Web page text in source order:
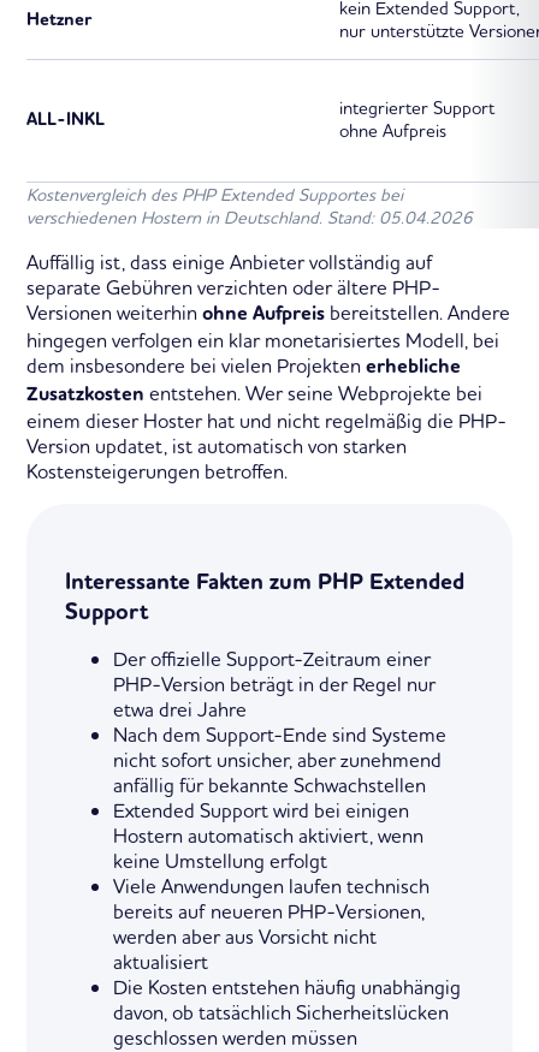
Hetzner
kein Extended Support,
nur unterstützte
ALL-INKL
integrierter Support
ohne Aufpreis
Kostenvergleich des PHP Extended Supportes bei
verschiedenen Hostern in Deutschland. Stand: 05.04.2026
Auffällig ist, dass einige Anbieter vollständig auf
separate Gebühren verzichten oder ältere PHP-
Versionen weiterhinohne Aufpreis bereitstellen. Andere
hingegen verfolgen ein klar monetarisiertes Modell, bei
dem insbesondere bei vielen Projektenerhebliche
Zusatzkosten entstehen. Wer seine Webprojekte bei
einem dieser Hoster hat und nicht regelmäßig die PHP-
Version updatet, ist automatisch von starken
Kostensteigerungen betroffen.
Interessante Fakten zum PHP Extended
Support
Der offizielle Support-Zeitraum einer
PHP-Version beträgt in der Regel nur
etwa drei Jahre
Nach dem Support-Ende sind Systeme
nicht sofort unsicher, aber zunehmend
anfällig für bekannte Schwachstellen
Extended Support wird bei einigen
Hostern automatisch aktiviert, wenn
keine Umstellung erfolgt
Viele Anwendungen laufen technisch
bereits auf neueren PHP-Versionen,
werden aber aus Vorsicht nicht
aktualisiert
Die Kosten entstehen häufig unabhängig
davon, ob tatsächlich Sicherheitslücken
geschlossen werden müssen